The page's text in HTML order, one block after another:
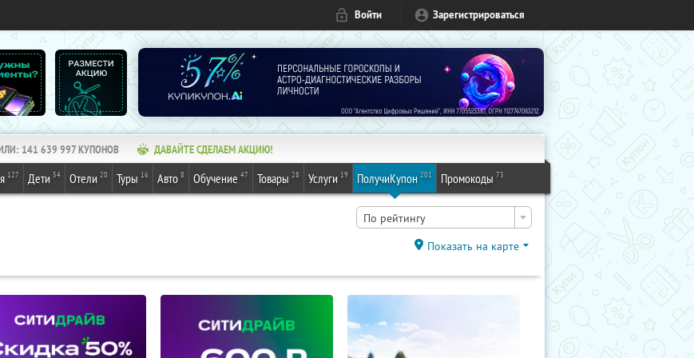
Войти Зарегистрироваться
141 639 997КУПОНОВ ДАВАЙТЕ СДЕЛАЕМ АКЦИЮ!
127 Дети 54 Отели 20 Туры 16 Авто 8 Обучение 47 Товары 28 Услуги 19 ПолучиКупон 201 Промокоды 73
По рейтингу
Показать на карте